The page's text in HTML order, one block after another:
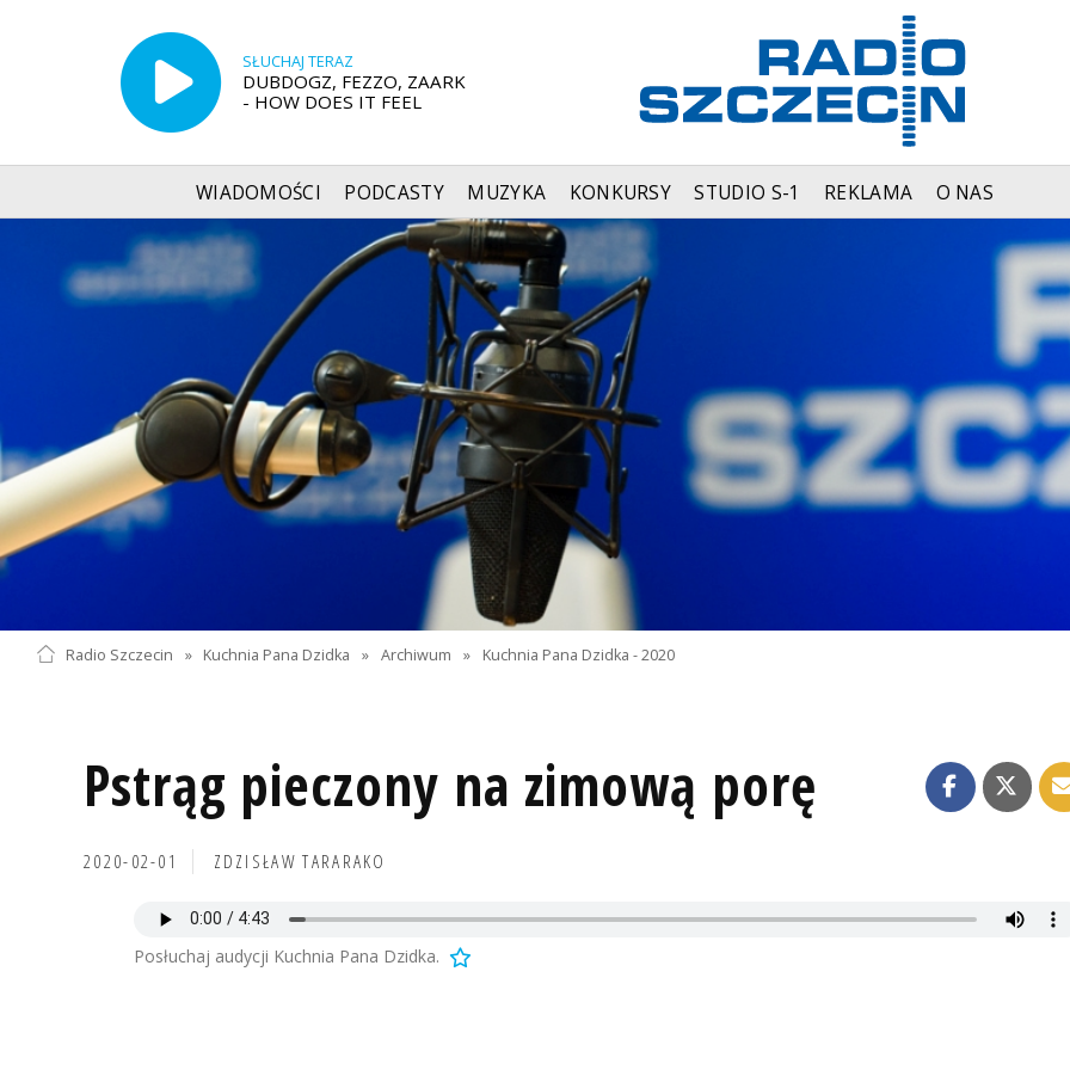
SŁUCHAJ TERAZ
DUBDOGZ, FEZZO, ZAARK
- HOW DOES IT FEEL
WIADOMOŚCI PODCASTY MUZYKA KONKURSY STUDIO S-1 REKLAMA O NAS
Radio Szczecin » Kuchnia Pana Dzidka » Archiwum » Kuchnia Pana Dzidka - 2020
Pstrąg pieczony na zimową porę
2020-02-01 ZDZISŁAW TARARAKO
Posłuchaj audycji Kuchnia Pana Dzidka.